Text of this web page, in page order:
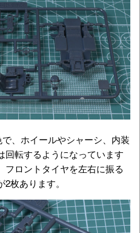
、ホイールやシャーシ、内装
回転するようになっています
フロントタイヤを左右に振る
枚あります。